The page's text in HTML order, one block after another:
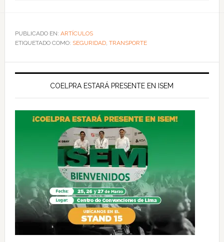
PUBLICADO EN: ARTÍCULOS
ETIQUETADO COMO: SEGURIDAD, TRANSPORTE
COELPRA ESTARÁ PRESENTE EN ISEM